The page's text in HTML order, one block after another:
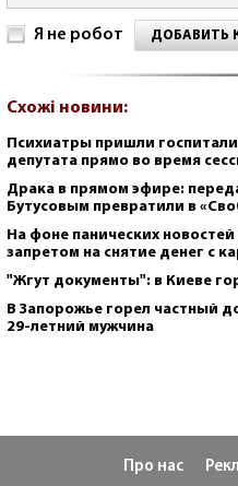
Я не робот ДОБАВИТЬ
Схожі новини:
Психиатры пришли
депутата прямо во время
Драка в прямом эфире:
Бутусовым превратили в
На фоне панических
запретом на снятие денег с
"Жгут документы": в Киеве
В Запорожье горел частный
29-летний мужчина
Про нас